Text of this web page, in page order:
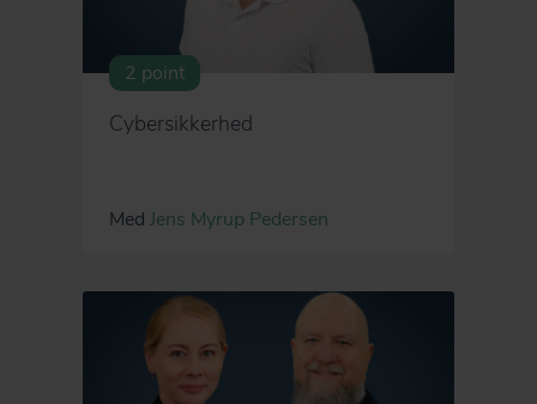
2 point
Cybersikkerhed
Med Jens Myrup Pedersen